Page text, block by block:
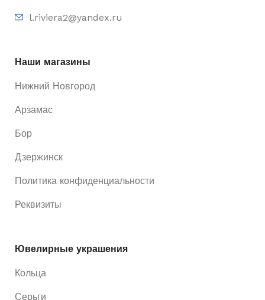
l.riviera2@yandex.ru
Наши магазины
Нижний Новгород
Арзамас
Бор
Дзержинск
Политика конфиденциальности
Реквизиты
Ювелирные украшения
Кольца
Серьги